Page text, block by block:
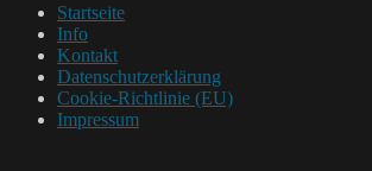
Startseite
Info
Kontakt
Datenschutzerklärung
Cookie-Richtlinie (EU)
Impressum